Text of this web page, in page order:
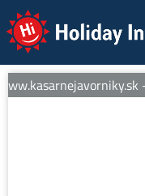
Holiday Info